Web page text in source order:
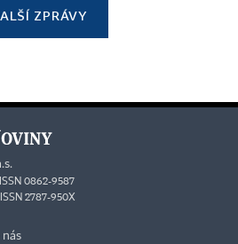
ZPRÁVY
0862-9587
2787-950X